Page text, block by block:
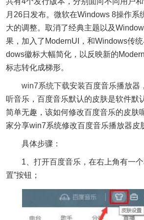
月26日发布。微软在Windows 8操作系
大的调整。取消了经典主题以及
果，加入了ModernUI，和Windows传
dows徽标大幅简化，以反映新的
标志转化成梯形。
win7系统下载安装百度音乐播放器
听音乐，百度音乐默认的皮肤是软件默
简单无趣，该如何修改百度音乐的皮肤
家分享win7系统修改百度音乐播放器皮
具体步骤：
1、打开百度音乐，在右上角有一
置”按钮；